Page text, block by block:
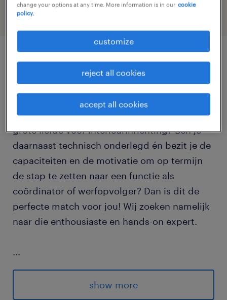
job details
Beschik je over een brede ervaring met het
monteren van kasten op maat en heb je een
grote liefde voor interieurinrichting? Ben je
daarnaast technisch onderlegd én bezit je de
capaciteiten en de motivatie om op termijn
de stap te zetten naar een functie als
coördinator of werfopvolger? Dan is dit de
perfecte match voor jou! Wij zoeken namelijk
naar die enthousiaste en hands-on expert.
...
show more
change your options at any time. More information is in our cookie
policy.
customize
reject all cookies
accept all cookies